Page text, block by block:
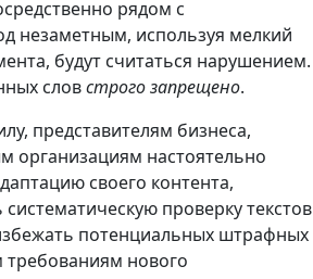
рядом с
незаметным, используя мелкий
будут считаться нарушением.
словстрого запрещено.
представителям бизнеса,
организациям настоятельно
своего контента,
проверку текстов
потенциальных штрафных
требованиям нового